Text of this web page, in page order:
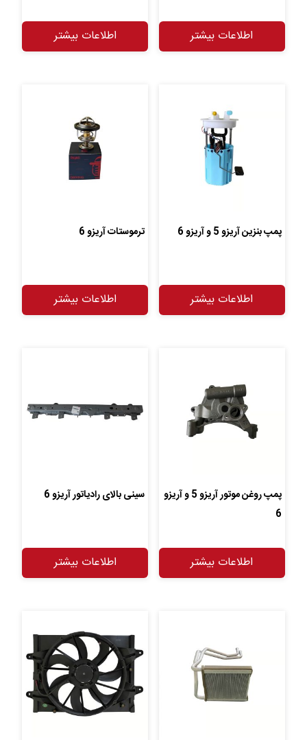
اطلاعات بیشتر اطلاعات بیشتر
پمپ بنزین آریزو 5 و آریزو 6
اطلاعات بیشتر
ترموستات آریزو 6
اطلاعات بیشتر
پمپ روغن موتور آریزو 5 و آریزو
6
اطلاعات بیشتر
سینی بالای رادیاتور آریزو 6
اطلاعات بیشتر